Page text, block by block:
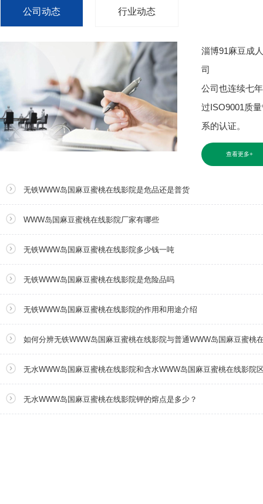
公司动态 行业动态
淄博91麻豆成
司
公司也连续七
过ISO9001质
系的认证。
查看更多+
无铁WWW岛国麻豆蜜桃在线影院是危品还是普货
WWW岛国麻豆蜜桃在线影院厂家有哪些
无铁WWW岛国麻豆蜜桃在线影院多少钱一吨
无铁WWW岛国麻豆蜜桃在线影院是危险品吗
无铁WWW岛国麻豆蜜桃在线影院的作用和用途介绍
如何分辨无铁WWW岛国麻豆蜜桃在线影院与普通WWW岛国麻豆蜜桃
无水WWW岛国麻豆蜜桃在线影院和含水WWW岛国麻豆蜜桃在线影院
无水WWW岛国麻豆蜜桃在线影院钾的熔点是多少？